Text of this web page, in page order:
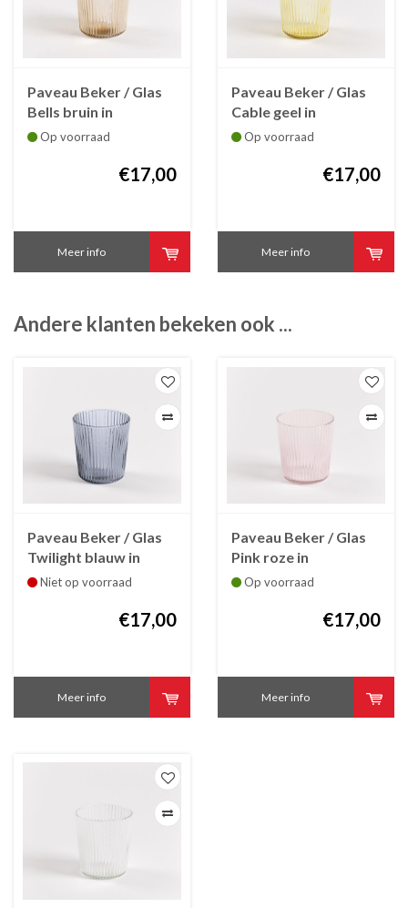
Paveau Beker / Glas
Bells bruin in
borosylicaatglas
Op voorraad
€17,00
Meer info
Paveau Beker / Glas
Cable geel in
borosylicaatglas
Op voorraad
€17,00
Meer info
Andere klanten bekeken ook ...
Paveau Beker / Glas
Twilight blauw in
borosylicaatglas
Niet op voorraad
€17,00
Meer info
Paveau Beker / Glas
Pink roze in
borosylicaatglas
Op voorraad
€17,00
Meer info